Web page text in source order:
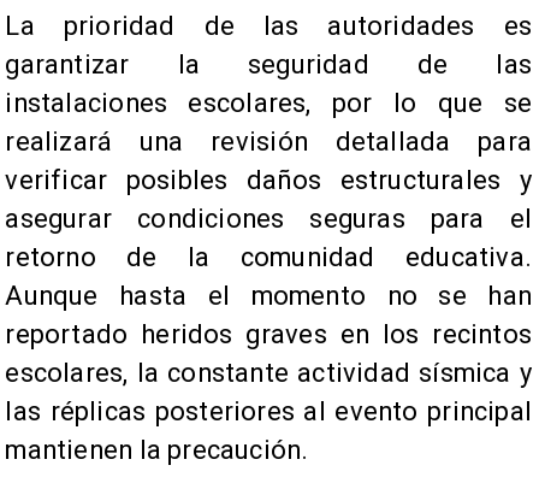
La prioridad de las autoridades es
garantizar la seguridad de las
instalaciones escolares, por lo que se
realizará una revisión detallada para
verificar posibles daños estructurales y
asegurar condiciones seguras para el
retorno de la comunidad educativa.
Aunque hasta el momento no se han
reportado heridos graves en los recintos
escolares, la constante actividad sísmica y
las réplicas posteriores al evento principal
mantienen la precaución.